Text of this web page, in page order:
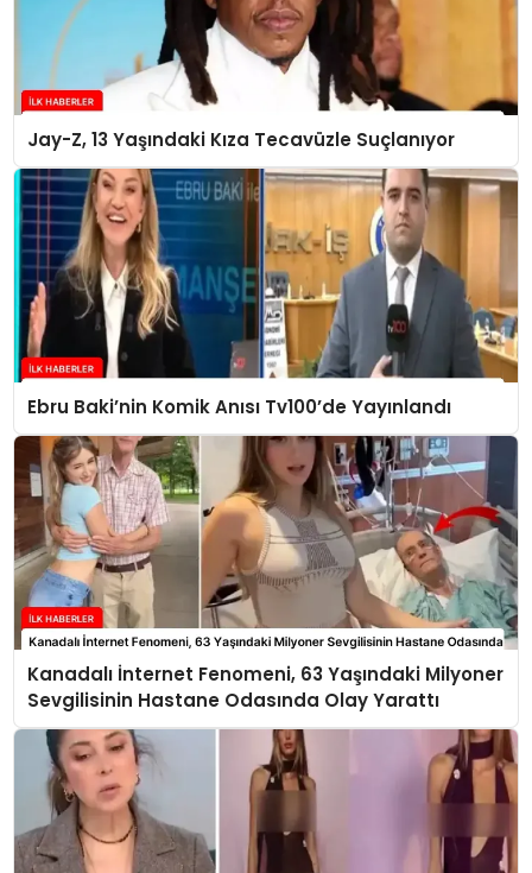
Jay-Z, 13 Yaşındaki Kıza Tecavüzle Suçlanıyor
Ebru Baki’nin Komik Anısı Tv100’de Yayınlandı
Kanadalı İnternet Fenomeni, 63 Yaşındaki Milyoner
Sevgilisinin Hastane Odasında Olay Yarattı